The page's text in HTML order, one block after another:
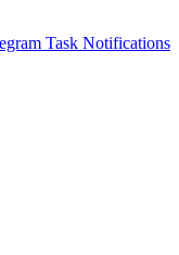
Task Notifications